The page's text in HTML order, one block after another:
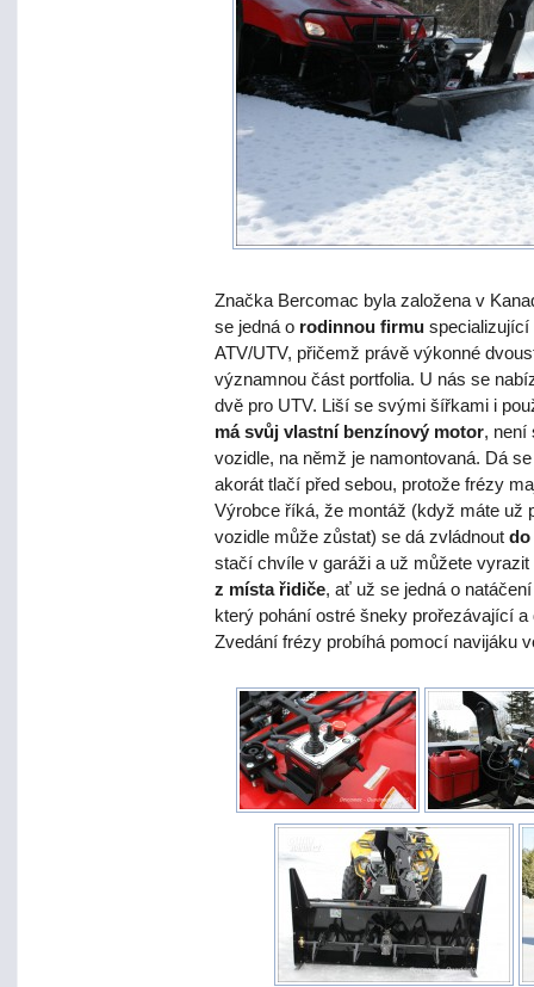
Značka Bercomac byla založena v
se jedná o rodinnou firmu specializující
ATV/UTV, přičemž právě výkonné
významnou část portfolia. U nás se
dvě pro UTV. Liší se svými šířkami i
má svůj vlastní benzínový motor, není
vozidle, na němž je namontovaná. Dá
akorát tlačí před sebou, protože frézy
Výrobce říká, že montáž (když máte už
vozidle může zůstat) se dá zvládnout do
stačí chvíle v garáži a už můžete
z místa řidiče, ať už se jedná o
který pohání ostré šneky prořezávající
Zvedání frézy probíhá pomocí navijáku